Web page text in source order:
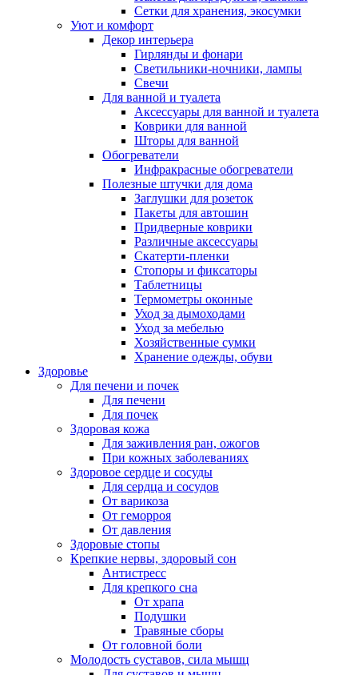
Сетки для хранения, экосумки
Уют и комфорт
Декор интерьера
Гирлянды и фонари
Светильники-ночники, лампы
Свечи
Для ванной и туалета
Аксессуары для ванной и туалета
Коврики для ванной
Шторы для ванной
Обогреватели
Инфракрасные обогреватели
Полезные штучки для дома
Заглушки для розеток
Пакеты для автошин
Придверные коврики
Различные аксессуары
Скатерти-пленки
Стопоры и фиксаторы
Таблетницы
Термометры оконные
Уход за дымоходами
Уход за мебелью
Хозяйственные сумки
Хранение одежды, обуви
Здоровье
Для печени и почек
Для печени
Для почек
Здоровая кожа
Для заживления ран, ожогов
При кожных заболеваниях
Здоровое сердце и сосуды
Для сердца и сосудов
От варикоза
От геморроя
От давления
Здоровые стопы
Крепкие нервы, здоровый сон
Антистресс
Для крепкого сна
От храпа
Подушки
Травяные сборы
От головной боли
Молодость суставов, сила мышц